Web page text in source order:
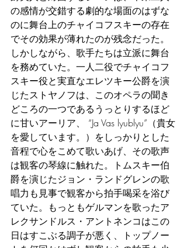
の感情が交錯する劇的な場面のはずな
のに舞台上のチャイコフスキーの存在
でその効果が薄れたのが残念だった。
しかしながら、歌手たちは立派に舞台
を務めていた。一人二役でチャイコフ
スキー役と実直なエレツキー公爵を演
じたストヤノフは、このオペラの聞き
どころの一つであるうっとりするほど
に甘いアーリア、 “Ja Vas lyublyu”（貴女
を愛しています。）をしっかりとした
音程で心をこめて歌いあげ、その歌声
は観客の琴線に触れた。トムスキー伯
爵を演じたジョン・ランドグレンの歌
唱力も見事で観客から拍手喝采を浴び
ていた。もっともゲルマンを歌ったア
レクサンドルス・アントネンコはこの
日はすこぶる調子が悪く、トップノー